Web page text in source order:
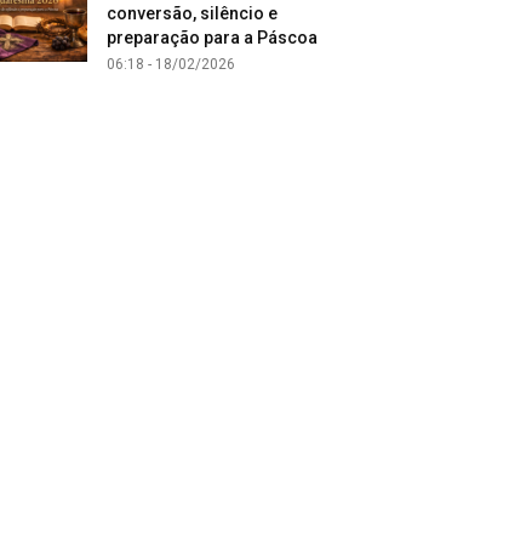
conversão, silêncio e
preparação para a Páscoa
06:18 - 18/02/2026